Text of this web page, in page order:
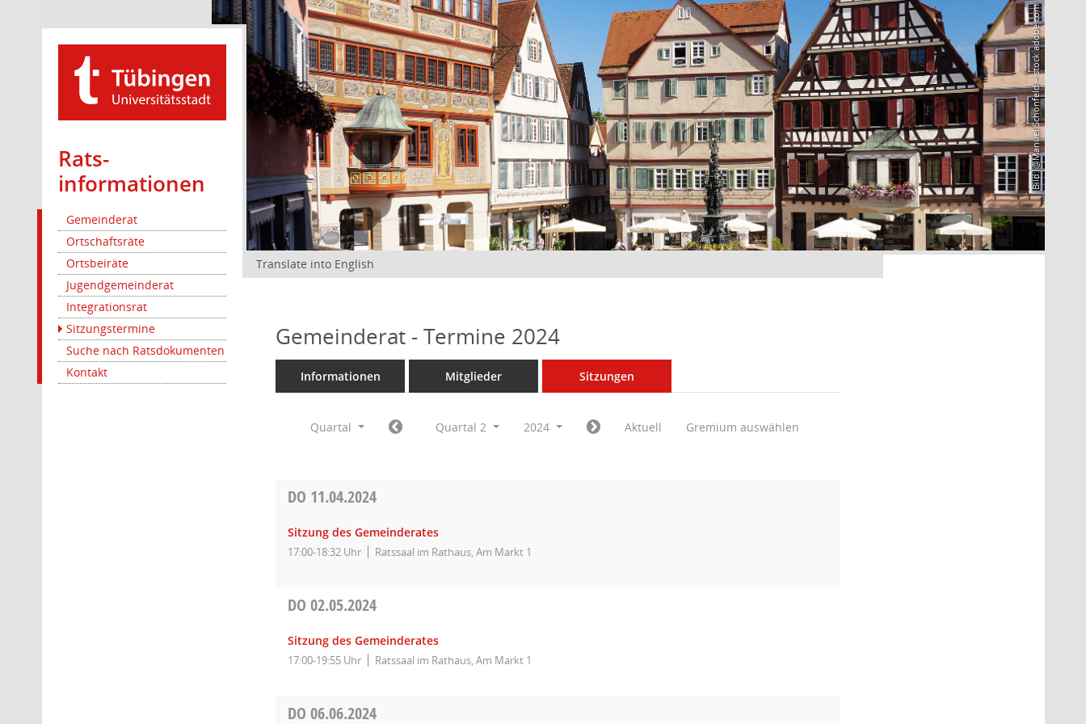
Rats­
informationen
Gemeinderat
Ortschaftsräte
Ortsbeiräte
Jugendgemeinderat
Integrationsrat
Sitzungstermine
Suche nach Ratsdokumenten
Kontakt
Bild: @Manuel Schönfeld – stock.adobe.com
Translate into English
Gemeinderat - Termine 2024
Informationen Mitglieder Sitzungen
Quartal Quartal 2 2024 Aktuell Gremium auswählen
DO 11.04.2024
Sitzung des Gemeinderates
17:00-18:32 Uhr Ratssaal im Rathaus, Am Markt 1
DO02.05.2024
Sitzung des Gemeinderates
17:00-19:55 Uhr Ratssaal im Rathaus, Am Markt 1
DO06.06.2024